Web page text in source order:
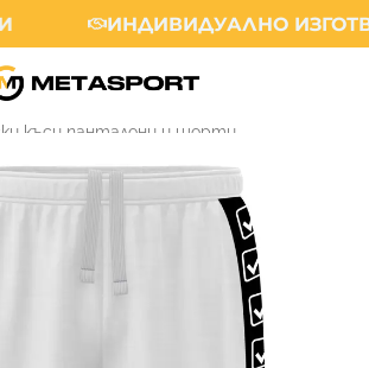
ИНДИВИДУАЛНО
къси панталони и шорти